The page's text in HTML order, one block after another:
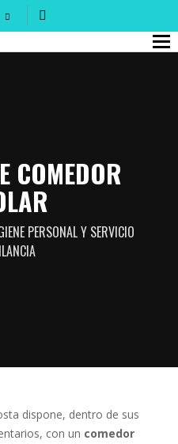
COMEDOR
PERSONAL Y SERVICIO
dispone, dentro de sus
con un comedor